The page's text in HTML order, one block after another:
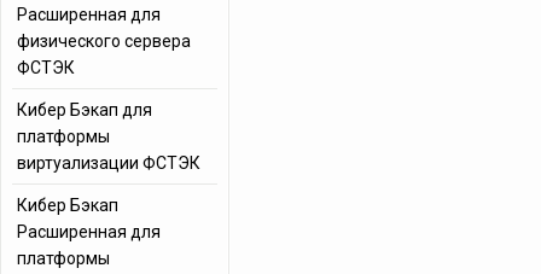
Расширенная для
физического сервера
ФСТЭК
Кибер Бэкап для
платформы
виртуализации ФСТЭК
Кибер Бэкап
Расширенная для
платформы